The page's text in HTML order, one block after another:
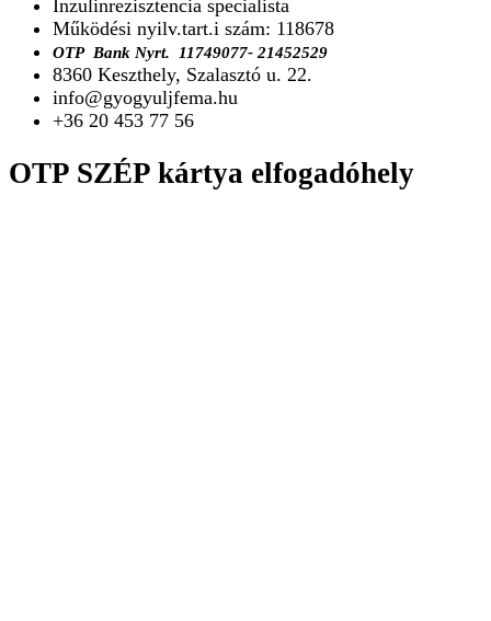
Inzulinrezisztencia specialista
Működési nyilv.tart.i szám: 118678
OTP Bank Nyrt. 11749077- 21452529
8360 Keszthely, Szalasztó u. 22.
info@gyogyuljfema.hu
+36 20 453 77 56
OTP SZÉP kártya elfogadóhely